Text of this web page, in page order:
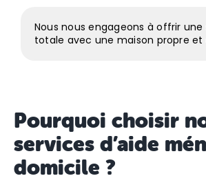
Nous nous engageons à offrir
totale avec une maison propre
Pourquoi choisir
services d’aide
domicile ?